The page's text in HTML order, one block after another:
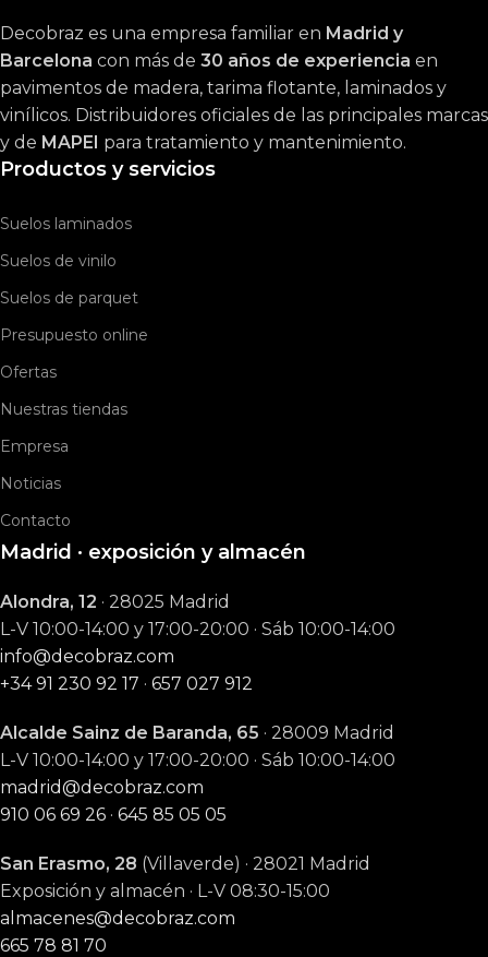
Decobraz es una empresa familiar en Madrid y
Barcelona con más de 30 años de experiencia en
pavimentos de madera, tarima flotante, laminados y
vinílicos. Distribuidores oficiales de las principales marcas
y de MAPEI para tratamiento y mantenimiento.
Productos y servicios
Suelos laminados
Suelos de vinilo
Suelos de parquet
Presupuesto online
Ofertas
Nuestras tiendas
Empresa
Noticias
Contacto
Madrid · exposición y almacén
Alondra, 12 · 28025 Madrid
L-V 10:00-14:00 y 17:00-20:00 · Sáb 10:00-14:00
info@decobraz.com
+34 91 230 92 17 · 657 027 912
Alcalde Sainz de Baranda, 65 · 28009 Madrid
L-V 10:00-14:00 y 17:00-20:00 · Sáb 10:00-14:00
madrid@decobraz.com
910 06 69 26 · 645 85 05 05
San Erasmo, 28 (Villaverde) · 28021 Madrid
Exposición y almacén · L-V 08:30-15:00
almacenes@decobraz.com
665 78 81 70